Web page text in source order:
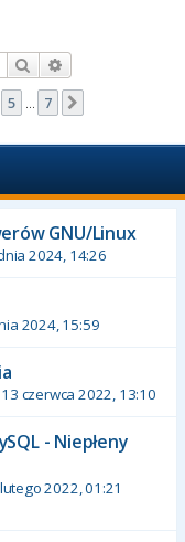
Szukaj
5 7
GNU/Linux
2024, 14:26
2024, 15:59
13 czerwca 2022, 13:10
- Niepłeny
2022, 01:21